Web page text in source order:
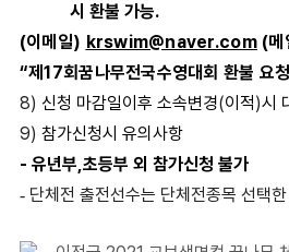
시 환불 가능.
(이메일) krswim@naver.com (메
“제17회꿈나무전국수영대회 환불 요
8) 신청 마감일이후 소속변경(이적)시
9) 참가신청시 유의사항
- 유년부,초등부 외 참가신청 불가
- 단체전 출전선수는 단체전종목 선택